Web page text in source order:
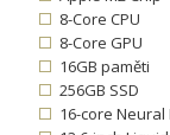
8-Core CPU
8-Core GPU
16GB paměti
256GB SSD
16-core Neural